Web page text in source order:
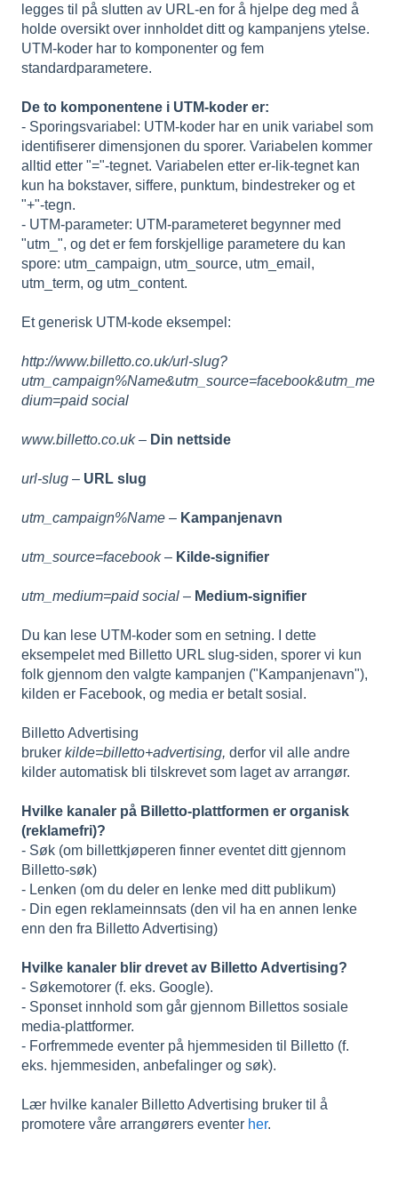
legges til på slutten av URL-en for å hjelpe deg med å
holde oversikt over innholdet ditt og kampanjens ytelse.
UTM-koder har to komponenter og fem
standardparametere.
De to komponentene i UTM-koder er:
- Sporingsvariabel: UTM-koder har en unik variabel som
identifiserer dimensjonen du sporer. Variabelen kommer
alltid etter "="-tegnet. Variabelen etter er-lik-tegnet kan
kun ha bokstaver, siffere, punktum, bindestreker og et
"+"-tegn.
- UTM-parameter: UTM-parameteret begynner med
"utm_", og det er fem forskjellige parametere du kan
spore: utm_campaign, utm_source, utm_email,
utm_term, og utm_content.
Et generisk UTM-kode eksempel:
http://www.billetto.co.uk/url-slug?
utm_campaign%Name&utm_source=facebook&utm_me
dium=paid social
www.billetto.co.uk– Din nettside
url-slug – URL slug
utm_campaign%Name – Kampanjenavn
utm_source=facebook– Kilde-signifier
utm_medium=paid social – Medium-signifier
Du kan lese UTM-koder som en setning. I dette
eksempelet med Billetto URL slug-siden, sporer vi kun
folk gjennom den valgte kampanjen ("Kampanjenavn"),
kilden er Facebook, og media er betalt sosial.
Billetto Advertising
bruker kilde=billetto+advertising, derfor vil alle andre
kilder automatisk bli tilskrevet som laget av arrangør.
Hvilke kanaler på Billetto-plattformen er organisk
(reklamefri)?
- Søk (om billettkjøperen finner eventet ditt gjennom
Billetto-søk)
- Lenken (om du deler en lenke med ditt publikum)
- Din egen reklameinnsats (den vil ha en annen lenke
enn den fra Billetto Advertising)
Hvilke kanaler blir drevet av Billetto Advertising?
- Søkemotorer (f. eks. Google).
- Sponset innhold som går gjennom Billettos sosiale
media-plattformer.
- Forfremmede eventer på hjemmesiden til Billetto (f.
eks. hjemmesiden, anbefalinger og søk).
Lær hvilke kanaler Billetto Advertising bruker til å
promotere våre arrangørers eventer her.